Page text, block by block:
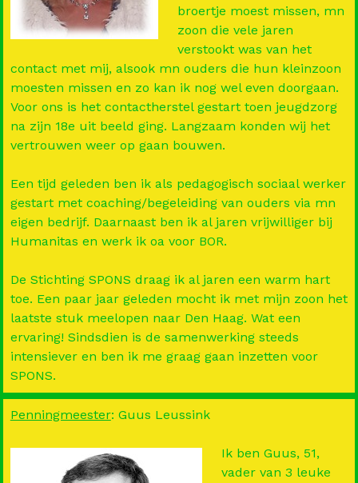
broertje moest missen, mn
zoon die vele jaren
verstookt was van het
contact met mij, alsook mn ouders die hun kleinzoon
moesten missen en zo kan ik nog wel even doorgaan.
Voor ons is het contactherstel gestart toen jeugdzorg
na zijn 18e uit beeld ging. Langzaam konden wij het
vertrouwen weer op gaan bouwen.
Een tijd geleden ben ik als pedagogisch sociaal werker
gestart met coaching/begeleiding van ouders via mn
eigen bedrijf. Daarnaast ben ik al jaren vrijwilliger bij
Humanitas en werk ik oa voor BOR.
De Stichting SPONS draag ik al jaren een warm hart
toe. Een paar jaar geleden mocht ik met mijn zoon het
laatste stuk meelopen naar Den Haag. Wat een
ervaring! Sindsdien is de samenwerking steeds
intensiever en ben ik me graag gaan inzetten voor
SPONS.
Penningmeester: Guus Leussink
Ik ben Guus, 51,
vader van 3 leuke